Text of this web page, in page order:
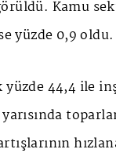
Kamu
yüzde 0,9 oldu.
yüzde 44,4 ile